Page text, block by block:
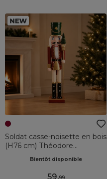
Soldat casse-noisette en bois
(H76 cm) Théodore
Bientôt disponible
59.99